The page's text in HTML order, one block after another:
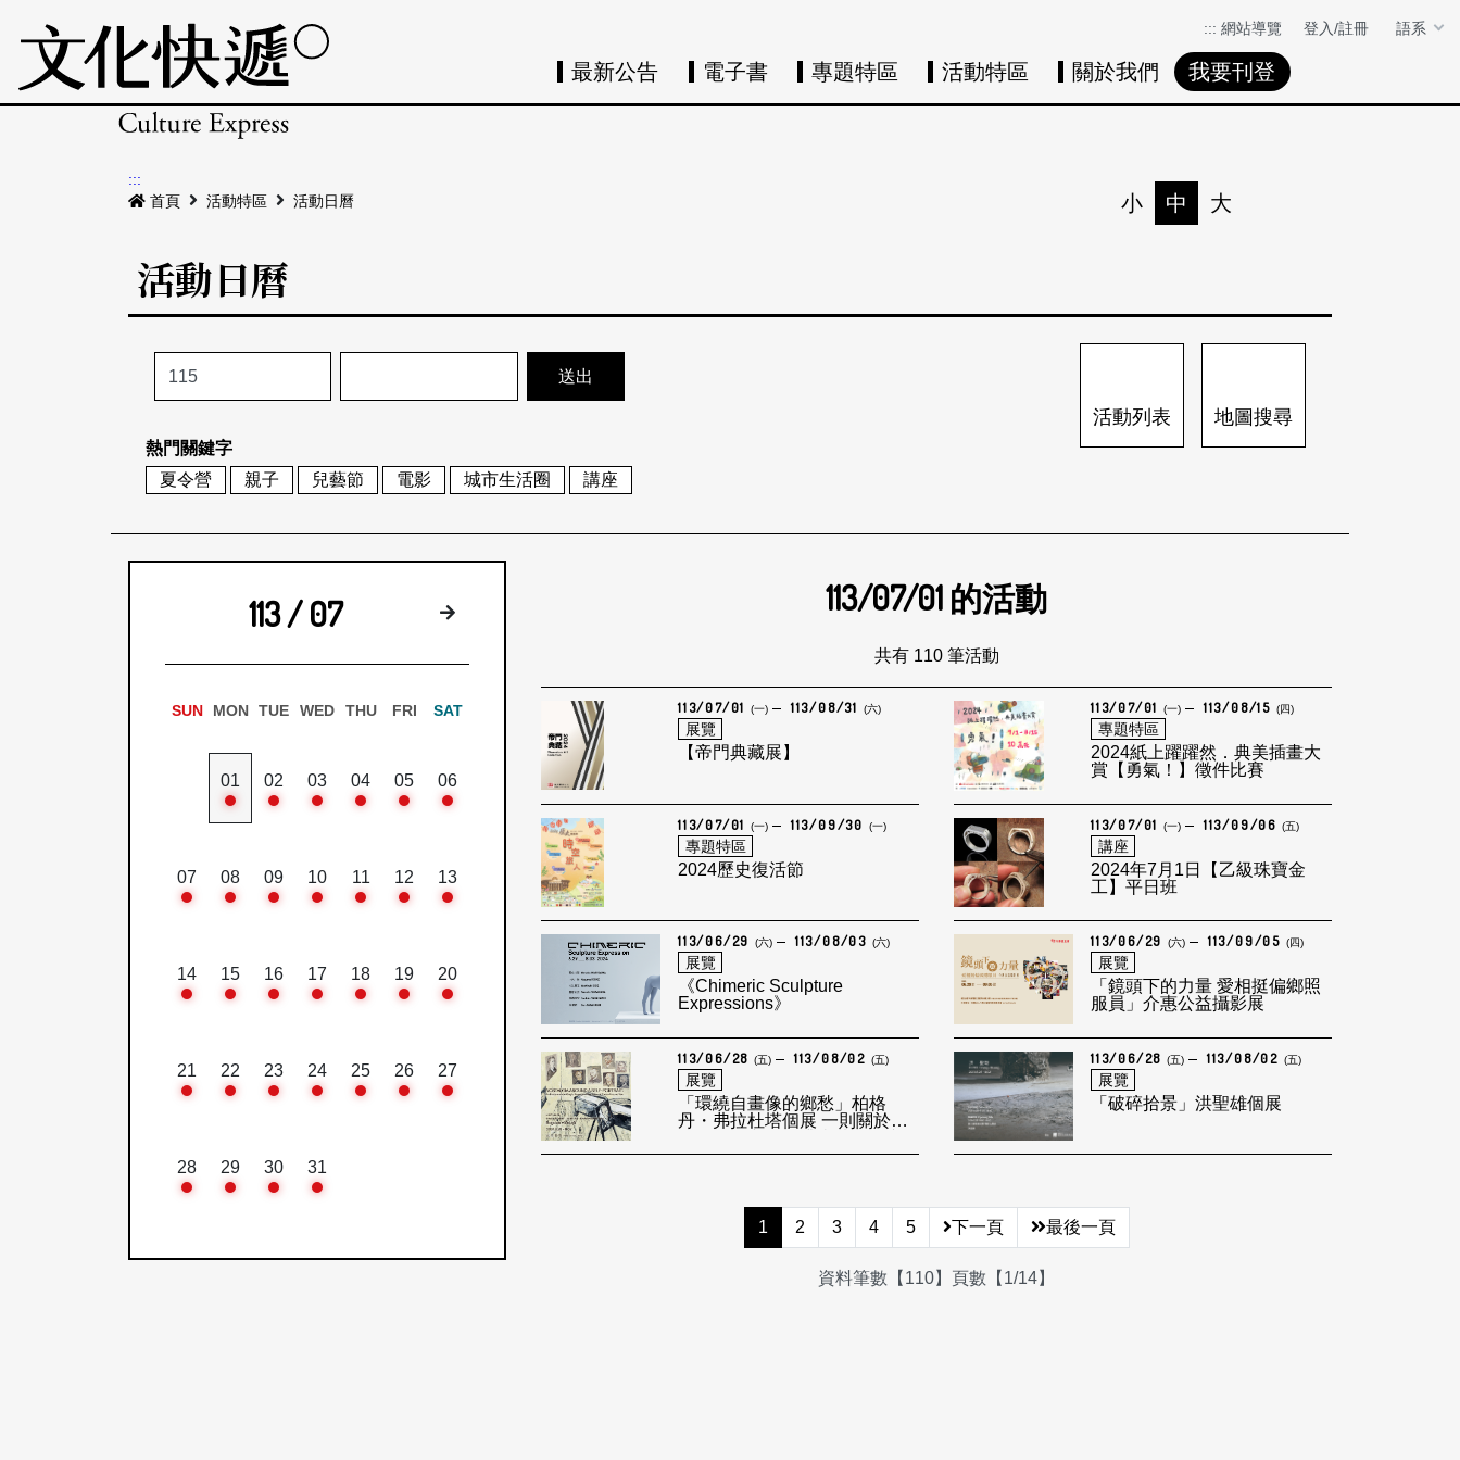
::: 網站導覽 登入/註冊 語系
最新公告 電子書 專題特區 活動特區 關於我們 我要刊登
:::
首頁
活動特區 活動日曆 小 中 大
活動日曆
熱門關鍵字
夏令營
親子 兒藝節 電影 城市生活圈 講座
活動列表 地圖搜尋
113 / 07 下個月
SUN MON TUE WED THU FRI SAT
01 02 03 04 05 06
07 08 09 10 11 12 13
14 15 16 17 18 19 20
21 22 23 24 25 26 27
28 29 30 31
113/07/01 的活動
共有 110 筆活動
113/07/01 (一) 113/08/31 (六)
展覽
【帝門典藏展】
113/07/01 (一) 113/08/15 (四)
專題特區
2024紙上躍躍然．典美插畫大
賞【勇氣！】徵件比賽
113/07/01 (一) 113/09/30 (一)
專題特區
2024歷史復活節
113/07/01 (一) 113/09/06 (五)
講座
2024年7月1日【乙級珠寶金
工】平日班
113/06/29 (六) 113/08/03 (六)
展覽
《Chimeric Sculpture
Expressions》
113/06/29 (六) 113/09/05 (四)
展覽
「鏡頭下的力量 愛相挺偏鄉照
服員」介惠公益攝影展
113/06/28 (五) 113/08/02 (五)
展覽
「環繞自畫像的鄉愁」柏格
丹・弗拉杜塔個展 一則關於梵
113/06/28 (五) 113/08/02 (五)
展覽
「破碎拾景」洪聖雄個展
1 2 3 4 5 下一頁 最後一頁
資料筆數【110】頁數【1/14】